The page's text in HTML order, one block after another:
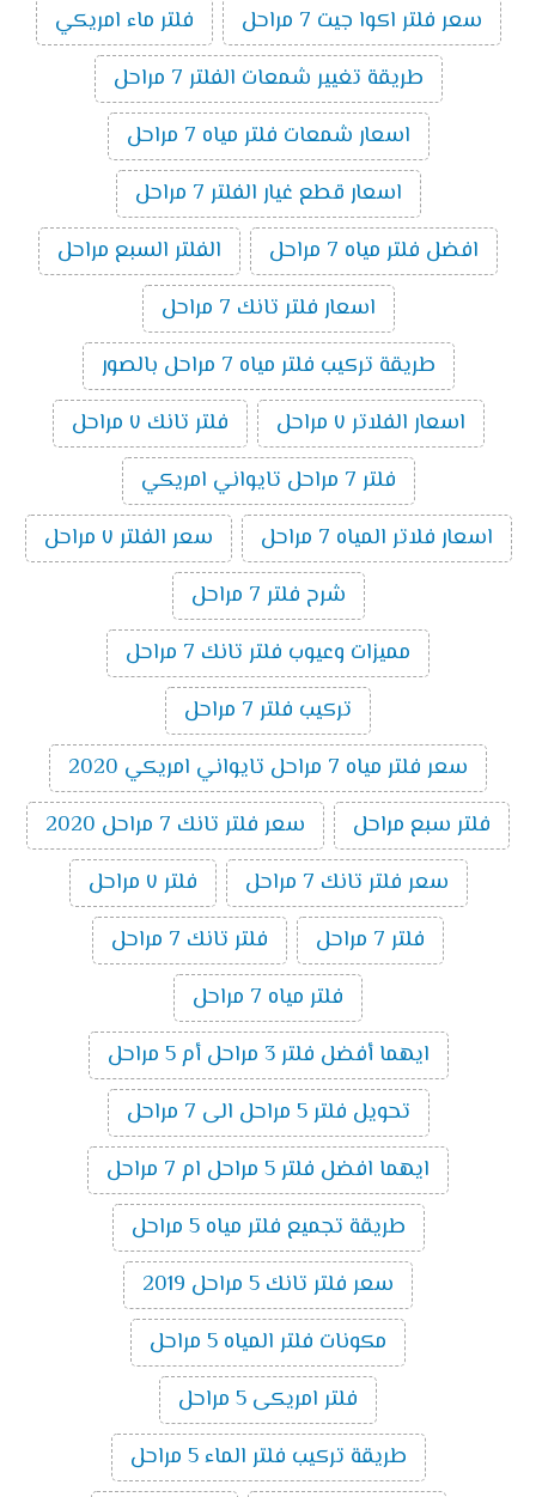
سعر فلتر اكوا جيت 7 مراحل
فلتر ماء امريكي
طريقة تغيير شمعات الفلتر 7 مراحل
اسعار شمعات فلتر مياه 7 مراحل
اسعار قطع غيار الفلتر 7 مراحل
افضل فلتر مياه 7 مراحل
الفلتر السبع مراحل
اسعار فلتر تانك 7 مراحل
طريقة تركيب فلتر مياه 7 مراحل بالصور
اسعار الفلاتر ٧ مراحل
فلتر تانك ٧ مراحل
فلتر 7 مراحل تايواني امريكي
اسعار فلاتر المياه 7 مراحل
سعر الفلتر ٧ مراحل
شرح فلتر 7 مراحل
مميزات وعيوب فلتر تانك 7 مراحل
تركيب فلتر 7 مراحل
سعر فلتر مياه 7 مراحل تايواني امريكي 2020
فلتر سبع مراحل
سعر فلتر تانك 7 مراحل 2020
سعر فلتر تانك 7 مراحل
فلتر ٧ مراحل
فلتر 7 مراحل
فلتر تانك 7 مراحل
فلتر مياه 7 مراحل
ايهما أفضل فلتر 3 مراحل أم 5 مراحل
تحويل فلتر 5 مراحل الى 7 مراحل
ايهما افضل فلتر 5 مراحل ام 7 مراحل
طريقة تجميع فلتر مياه 5 مراحل
سعر فلتر تانك 5 مراحل 2019
مكونات فلتر المياه 5 مراحل
فلتر امريكى 5 مراحل
طريقة تركيب فلتر الماء 5 مراحل